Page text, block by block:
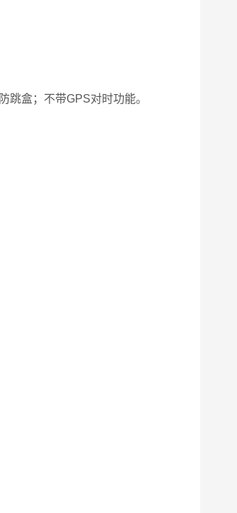
盒；不带GPS对时功能。